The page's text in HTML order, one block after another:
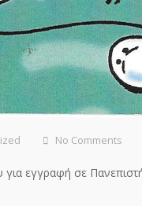
No Comments
εγγραφή σε